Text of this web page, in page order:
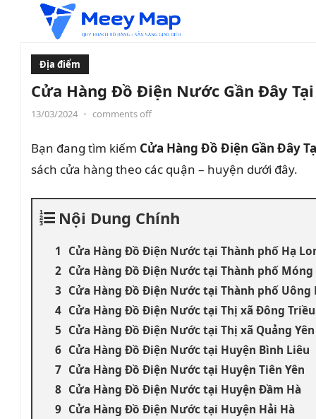
Địa điểm
Cửa Hàng Đồ Điện Nước Gần Đây
13/03/2024 • comments off
Bạn đang tìm kiếm Cửa Hàng Đồ Điện Gần Đây
sách cửa hàng theo các quận – huyện dưới đây.
Nội Dung Chính
Cửa Hàng Đồ Điện Nước tại Thành phố Hạ
Cửa Hàng Đồ Điện Nước tại Thành phố Móng
Cửa Hàng Đồ Điện Nước tại Thành phố Uông
Cửa Hàng Đồ Điện Nước tại Thị xã Đông Triều
Cửa Hàng Đồ Điện Nước tại Thị xã Quảng Yên
Cửa Hàng Đồ Điện Nước tại Huyện Bình Liêu
Cửa Hàng Đồ Điện Nước tại Huyện Tiên Yên
Cửa Hàng Đồ Điện Nước tại Huyện Đầm Hà
Cửa Hàng Đồ Điện Nước tại Huyện Hải Hà